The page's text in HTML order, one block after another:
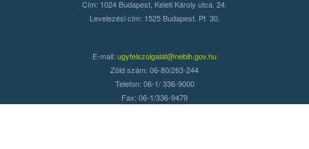
Cím: 1024 Budapest, Keleti Károly utca. 24.
Levelezési cím: 1525 Budapest. Pf. 30.
E-mail: ugyfelszolgalat@nebih.gov.hu
Zöld szám: 06-80/263-244
Telefon: 06-1/ 336-9000
Fax: 06-1/336-9479